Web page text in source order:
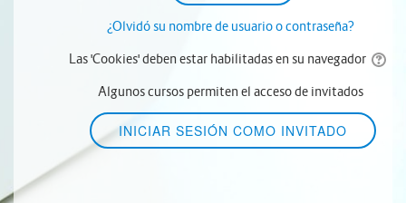
¿Olvidó su nombre de usuario o contraseña?
Las 'Cookies' deben estar habilitadas en su navegador
Algunos cursos permiten el acceso de invitados